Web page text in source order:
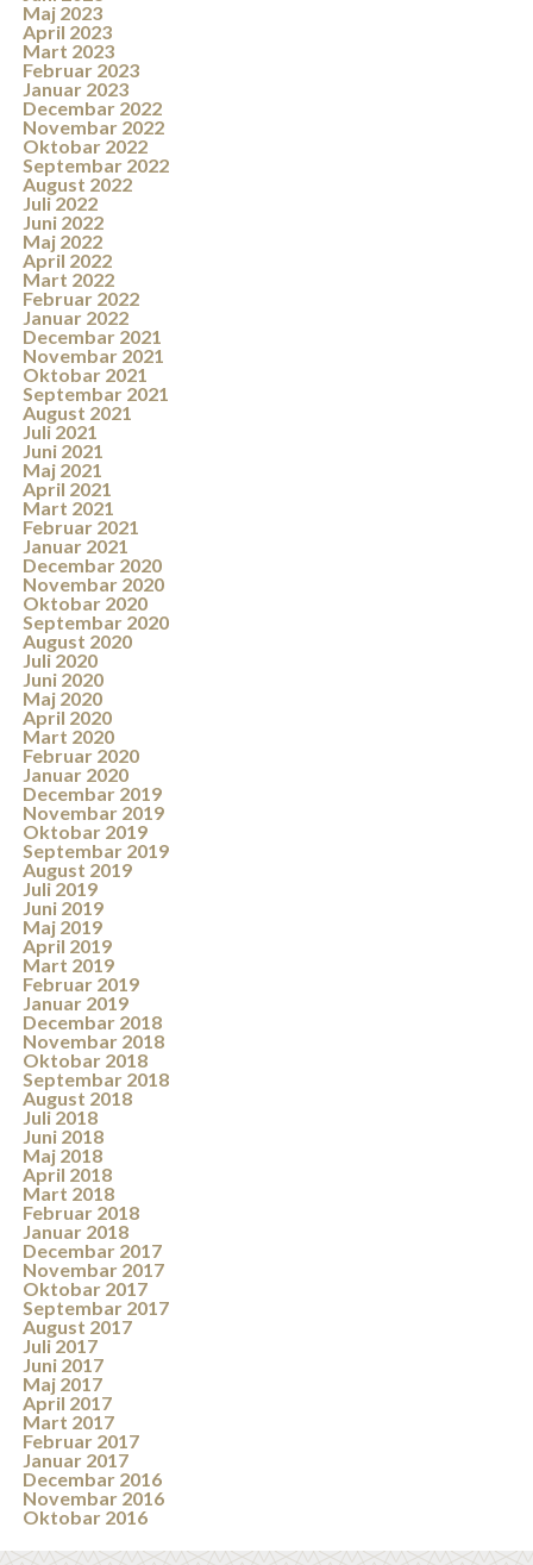
Maj 2023
April 2023
Mart 2023
Februar 2023
Januar 2023
Decembar 2022
Novembar 2022
Oktobar 2022
Septembar 2022
August 2022
Juli 2022
Juni 2022
Maj 2022
April 2022
Mart 2022
Februar 2022
Januar 2022
Decembar 2021
Novembar 2021
Oktobar 2021
Septembar 2021
August 2021
Juli 2021
Juni 2021
Maj 2021
April 2021
Mart 2021
Februar 2021
Januar 2021
Decembar 2020
Novembar 2020
Oktobar 2020
Septembar 2020
August 2020
Juli 2020
Juni 2020
Maj 2020
April 2020
Mart 2020
Februar 2020
Januar 2020
Decembar 2019
Novembar 2019
Oktobar 2019
Septembar 2019
August 2019
Juli 2019
Juni 2019
Maj 2019
April 2019
Mart 2019
Februar 2019
Januar 2019
Decembar 2018
Novembar 2018
Oktobar 2018
Septembar 2018
August 2018
Juli 2018
Juni 2018
Maj 2018
April 2018
Mart 2018
Februar 2018
Januar 2018
Decembar 2017
Novembar 2017
Oktobar 2017
Septembar 2017
August 2017
Juli 2017
Juni 2017
Maj 2017
April 2017
Mart 2017
Februar 2017
Januar 2017
Decembar 2016
Novembar 2016
Oktobar 2016